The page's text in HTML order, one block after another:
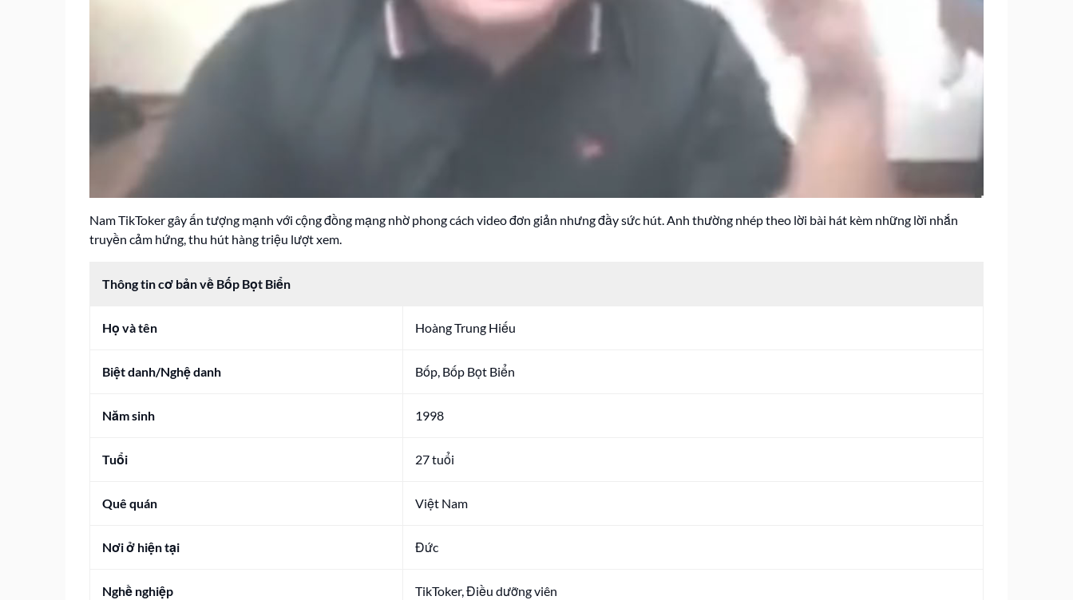
Nam TikToker gây ấn tượng mạnh với cộng đồng mạng nhờ phong cách video đơn giản nhưng đầy sức hút. Anh thường nhép theo lời bài hát kèm những lời nhắn
truyền cảm hứng, thu hút hàng triệu lượt xem.
Thông tin cơ bản về Bốp Bọt Biển
Họ và tên Hoàng Trung Hiếu
Biệt danh/Nghệ danh Bốp, Bốp Bọt Biển
Năm sinh 1998
Tuổi 27 tuổi
Quê quán Việt Nam
Nơi ở hiện tại Đức
Nghề nghiệp TikToker, Điều dưỡng viên